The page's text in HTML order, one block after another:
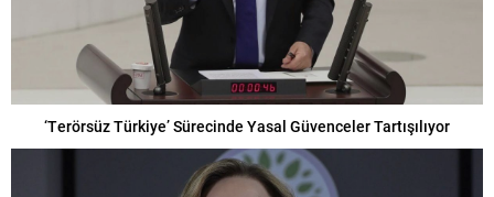
‘Terörsüz Türkiye’ Sürecinde Yasal Güvenceler Tartışılıyor